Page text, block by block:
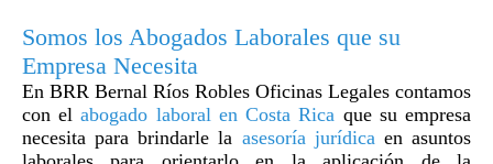
Somos los Abogados Laborales que su
Empresa Necesita
En BRR Bernal Ríos Robles Oficinas Legales contamos
con elabogado laboral en Costa Rica que su empresa
necesita para brindarle la asesoría jurídica en asuntos